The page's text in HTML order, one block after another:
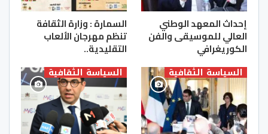
إحداث المعهد الوطني
العالي للموسيقى والفن
الكوريغرافي
السمارة : وزارة الثقافة
تنظم مهرجان الألعاب
التقليدية..
السياسة الثقافية السياسة الثقافية